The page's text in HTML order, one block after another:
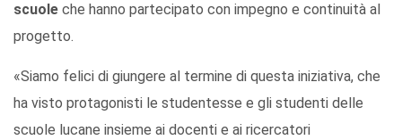
scuole che hanno partecipato con impegno e continuità al
progetto.
«Siamo felici di giungere al termine di questa iniziativa, che
ha visto protagonisti le studentesse e gli studenti delle
scuole lucane insieme ai docenti e ai ricercatori